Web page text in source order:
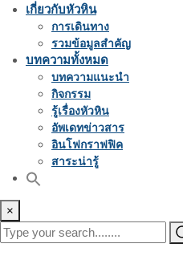
เกี่ยวกับหัวหิน
การเดินทาง
รวมข้อมูลสำคัญ
บทความทั้งหมด
บทความแนะนำ
กิจกรรม
รู้เรื่องหัวหิน
อัพเดทข่าวสาร
อินโฟกราฟฟิค
สาระน่ารู้
×